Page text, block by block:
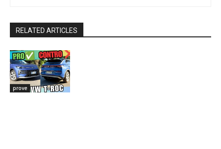
RELATED ARTICLES
prove